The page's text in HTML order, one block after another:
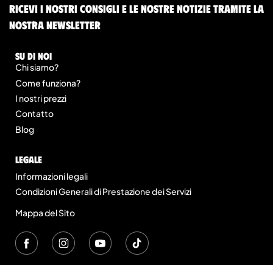
Ricevi i nostri consigli e le nostre notizie tramite la
nostra newsletter
Su di noi
Chi siamo?
Come funziona?
I nostri prezzi
Contatto
Blog
legale
Informazioni legali
Condizioni Generali di Prestazione dei Servizi
Mappa del Sito